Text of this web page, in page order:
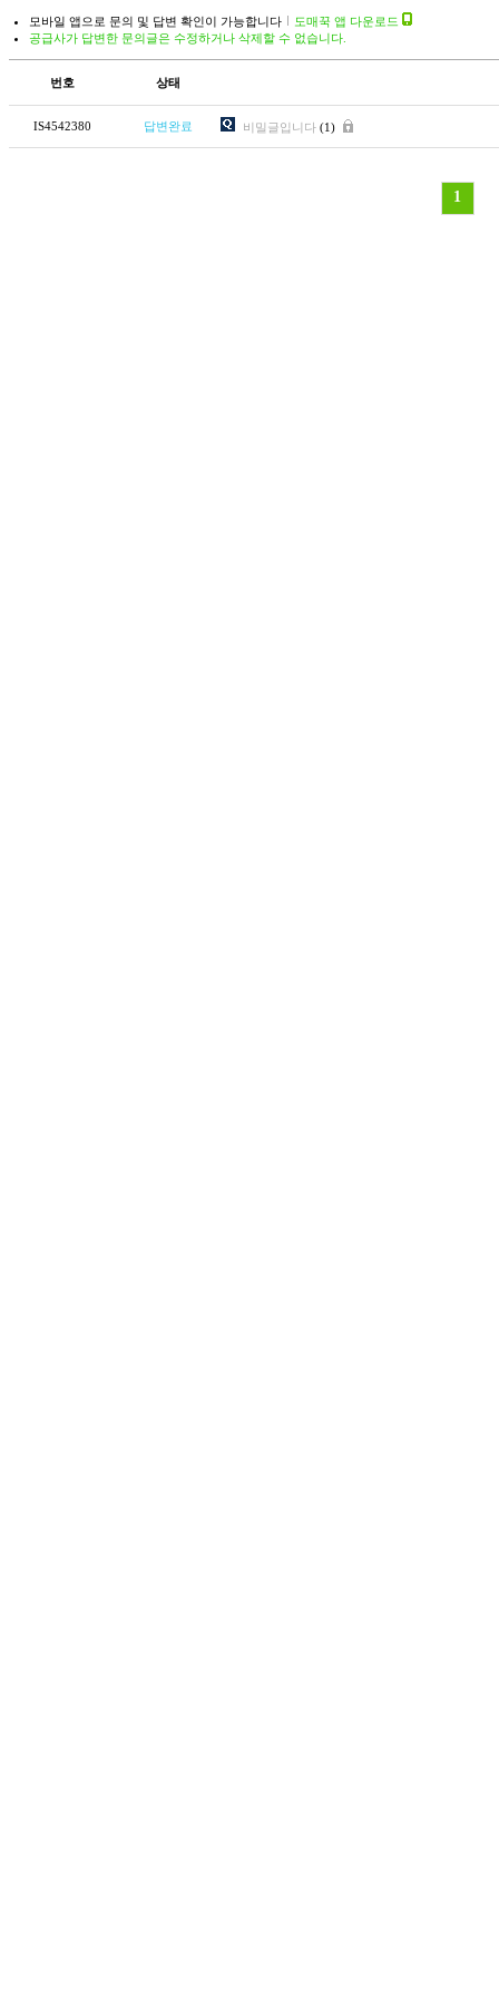
모바일 앱으로 문의 및 답변 확인이 가능합니다
도매꾹 앱 다운로드
공급사가 답변한 문의글은 수정하거나 삭제할 수 없습니다.
번호 상태
IS4542380 답변완료 비밀글입니다 (1)
1